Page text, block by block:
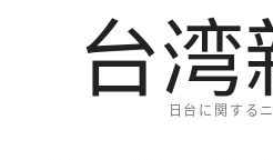
台湾
日台に関する